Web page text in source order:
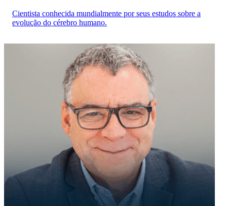
Cientista conhecida mundialmente por seus estudos sobre a
evolução do cérebro humano.